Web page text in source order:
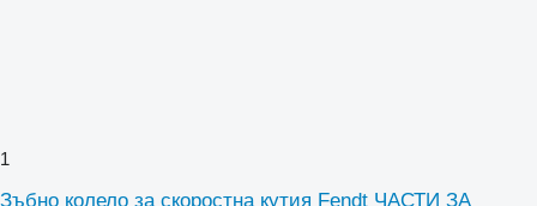
1
Зъбно колело за скоростна кутия Fendt ЧАСТИ ЗА